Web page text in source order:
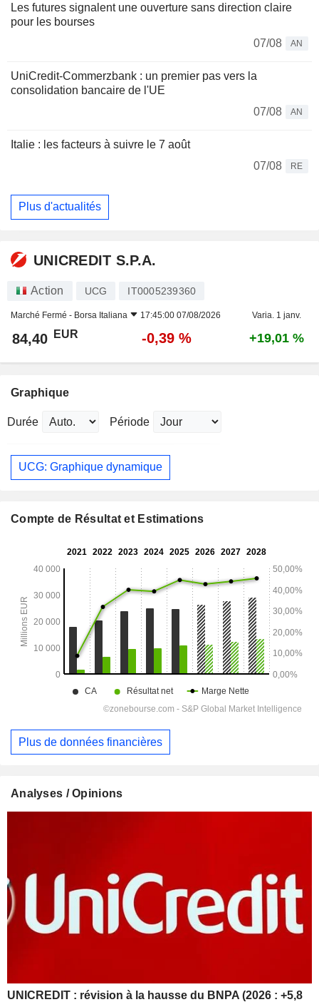
Les futures signalent une ouverture sans direction claire
pour les bourses
07/08
AN
UniCredit-Commerzbank : un premier pas vers la
consolidation bancaire de l'UE
07/08
AN
Italie : les facteurs à suivre le 7 août
07/08
RE
Plus d'actualités
UNICREDIT S.P.A.
Action UCG IT0005239360
Marché Fermé - Borsa Italiana 17:45:00 07/08/2026 Varia. 1 janv.
84,40 EUR -0,39 % +19,01 %
Graphique
Durée Période
UCG: Graphique dynamique
Compte de Résultat et Estimations
Plus de données financières
Analyses / Opinions
UNICREDIT : révision à la hausse du BNPA (2026 : +5,8